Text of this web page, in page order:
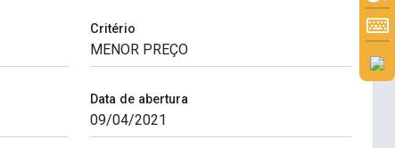
Critério
Data de abertura